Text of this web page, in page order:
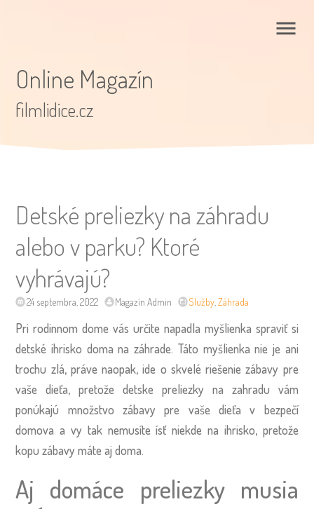
Online Magazín
filmlidice.cz
Detské preliezky na záhradu
alebo v parku? Ktoré
vyhrávajú?
24 septembra, 2022 Magazín Admin Služby ,Záhrada
Pri rodinnom dome vás určite napadla myšlienka spraviť si
detské ihrisko doma na záhrade. Táto myšlienka nie je ani
trochu zlá, práve naopak, ide o skvelé riešenie zábavy pre
vaše dieťa, pretože detske preliezky na zahradu vám
ponúkajú množstvo zábavy pre vaše dieťa v bezpečí
domova a vy tak nemusíte ísť niekde na ihrisko, pretože
kopu zábavy máte aj doma.
Aj domáce preliezky musia